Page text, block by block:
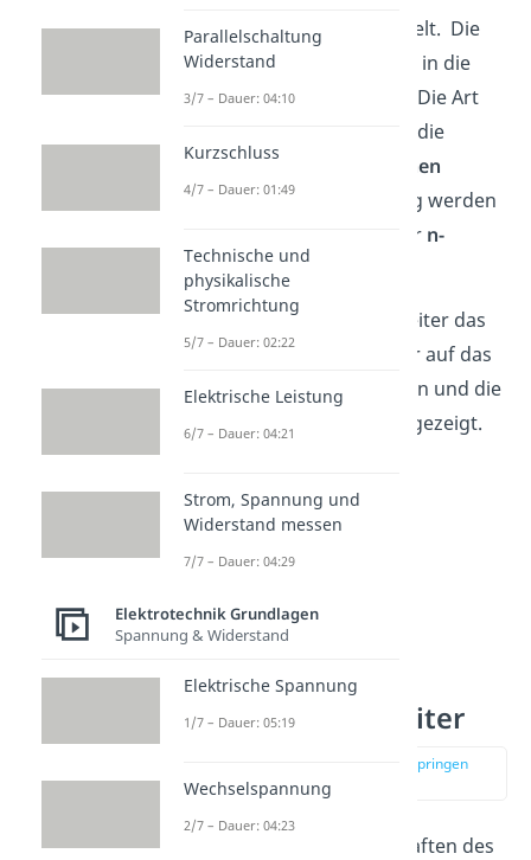
moduliert, also abgewandelt. Die
Fremdatome werden dazu in die
Gitterstruktur
eingebaut. Die Art
wird durch die
Anzahl der Außenelektronen
bestimmt. Davon abhängig werden
odern-
dotiertbezeichnet.
Schau dir noch zum Halbleiter das
Videoan. Hierin wird mehr auf das
Bändermodell eingegangen und die
Dotierung in Anwendung gezeigt.
Dotierung Halbleiter
zur Stelle im Video springen
(00:34)
Viele elektrische Eigenschaften des
Parallelschaltung
Widerstand
3/7 – Dauer: 04:10
Kurzschluss
4/7 – Dauer: 01:49
Technische und
physikalische
Stromrichtung
5/7 – Dauer: 02:22
Elektrische Leistung
6/7 – Dauer: 04:21
Strom, Spannung und
Widerstand messen
7/7 – Dauer: 04:29
Elektrotechnik Grundlagen
Spannung & Widerstand
Elektrische Spannung
1/7 – Dauer: 05:19
Wechselspannung
2/7 – Dauer: 04:23